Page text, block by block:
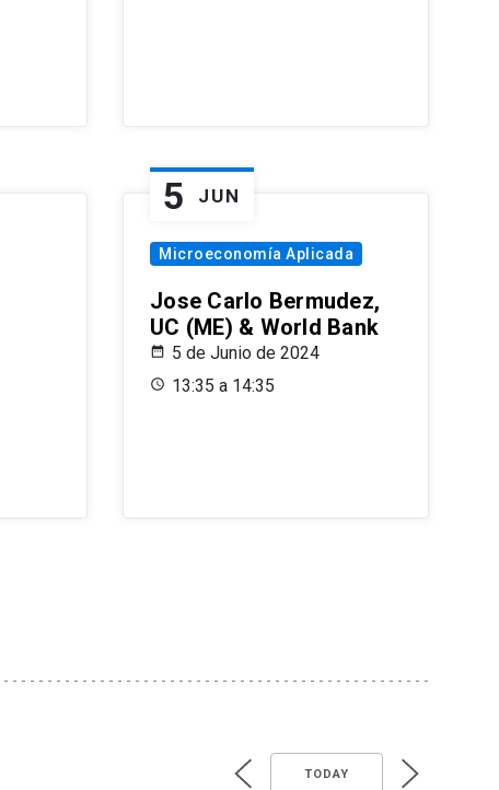
5 JUN
Microeconomía Aplicada
Jose Carlo Bermudez,
UC (ME) & World Bank
5 de Junio de 2024
13:35 a 14:35
TODAY